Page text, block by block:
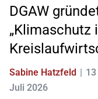
DGAW
„Klimaschutz
Sabine Hatzfeld
Juli 2026